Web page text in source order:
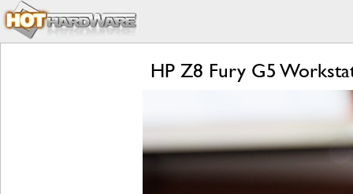
HP Z8 Fury G5